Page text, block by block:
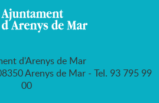
d'Arenys de Mar
Arenys de Mar - Tel. 93 795 99
00